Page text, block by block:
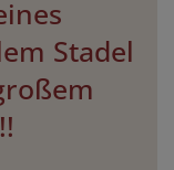
Stadel